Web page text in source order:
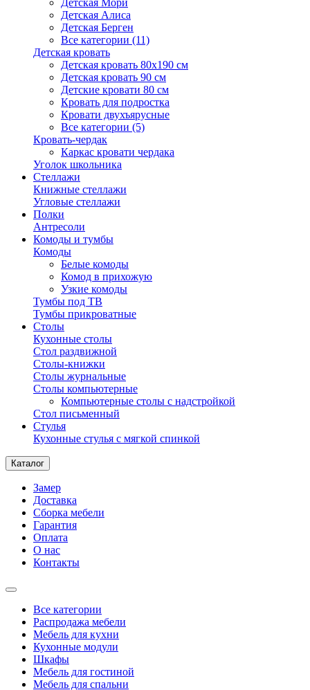
Детская Мори
Детская Алиса
Детская Берген
Все категории (11)
Детская кровать
Детская кровать 80х190 см
Детская кровать 90 см
Детские кровати 80 см
Кровать для подростка
Кровати двухъярусные
Все категории (5)
Кровать-чердак
Каркас кровати чердака
Уголок школьника
Стеллажи
Книжные стеллажи
Угловые стеллажи
Полки
Антресоли
Комоды и тумбы
Комоды
Белые комоды
Комод в прихожую
Узкие комоды
Тумбы под ТВ
Тумбы прикроватные
Столы
Кухонные столы
Стол раздвижной
Столы-книжки
Столы журнальные
Столы компьютерные
Компьютерные столы с надстройкой
Стол письменный
Стулья
Кухонные стулья с мягкой спинкой
Каталог
Замер
Доставка
Сборка мебели
Гарантия
Оплата
О нас
Контакты
Все категории
Распродажа мебели
Мебель для кухни
Кухонные модули
Шкафы
Мебель для гостиной
Мебель для спальни